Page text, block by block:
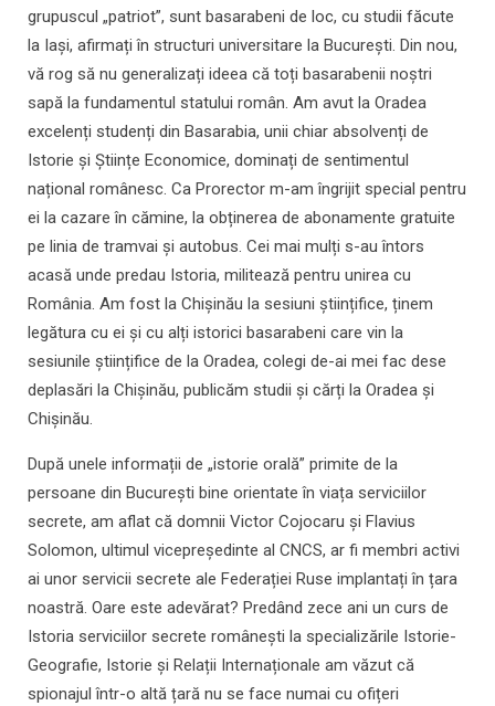
grupuscul „patriot”, sunt basarabeni de loc, cu studii făcute
la Iași, afirmați în structuri universitare la București. Din nou,
vă rog să nu generalizați ideea că toți basarabenii noștri
sapă la fundamentul statului român. Am avut la Oradea
excelenți studenți din Basarabia, unii chiar absolvenți de
Istorie și Științe Economice, dominați de sentimentul
național românesc. Ca Prorector m-am îngrijit special pentru
ei la cazare în cămine, la obținerea de abonamente gratuite
pe linia de tramvai și autobus. Cei mai mulți s-au întors
acasă unde predau Istoria, militează pentru unirea cu
România. Am fost la Chișinău la sesiuni științifice, ținem
legătura cu ei și cu alți istorici basarabeni care vin la
sesiunile științifice de la Oradea, colegi de-ai mei fac dese
deplasări la Chișinău, publicăm studii și cărți la Oradea și
Chișinău.
După unele informații de „istorie orală” primite de la
persoane din București bine orientate în viața serviciilor
secrete, am aflat că domnii Victor Cojocaru și Flavius
Solomon, ultimul vicepreședinte al CNCS, ar fi membri activi
ai unor servicii secrete ale Federației Ruse implantați în țara
noastră. Oare este adevărat? Predând zece ani un curs de
Istoria serviciilor secrete românești la specializările Istorie-
Geografie, Istorie și Relații Internaționale am văzut că
spionajul într-o altă țară nu se face numai cu ofițeri